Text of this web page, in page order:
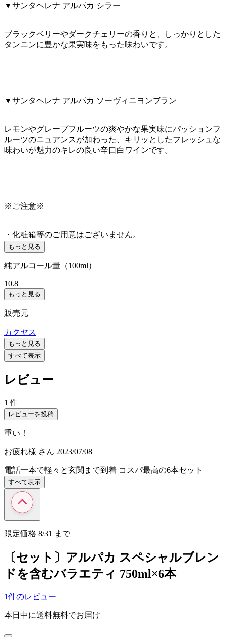
▼サンタヘレナ アルパカ シラー
ブラックベリーやダークチェリーの香りと、しっかりとした
タンニンに豊かな果実味をもった味わいです。
▼サンタヘレナ アルパカ ソーヴィニヨンブラン
レモンやグレープフルーツの爽やかな果実味にパッションフ
ルーツのニュアンスが加わった、キリッとしたフレッシュな
味わいが魅力のキレの良い辛口白ワインです。
※ご注意※
・化粧箱等のご用意はございません。
もっと見る
純アルコール量（100ml）
10.8
もっと見る
販売元
カクヤス
もっと見る
すべて表示
レビュー
1 件
レビューを投稿
重い！
お疲れ様 さん 2023/07/08
電話一本で軽々と玄関まで到着 コスパ最高の6本セット
すべて表示
限定価格 8/31 まで
〔セット〕アルパカ スペシャルブレン
ドを含むバラエティ 750ml×6本
1件のレビュー
本日中に送料無料でお届け